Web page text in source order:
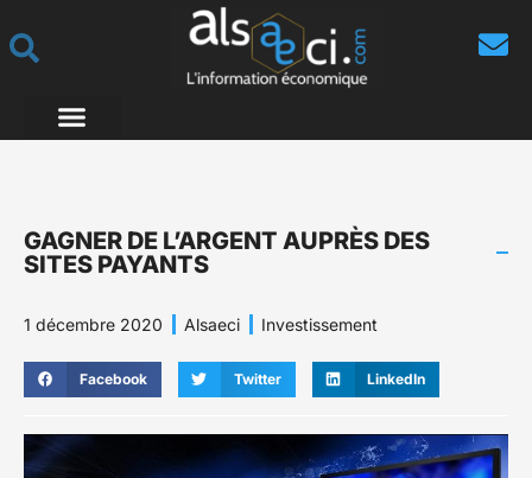
GAGNER DE L’ARGENT AUPRÈS DES
SITES PAYANTS
1 décembre 2020 Alsaeci Investissement
Facebook Twitter LinkedIn